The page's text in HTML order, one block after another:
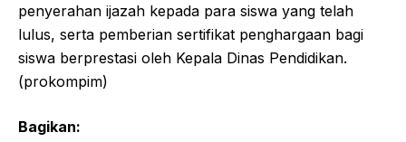
penyerahan ijazah kepada para siswa yang telah
lulus, serta pemberian sertifikat penghargaan bagi
siswa berprestasi oleh Kepala Dinas Pendidikan.
(prokompim)
Bagikan: